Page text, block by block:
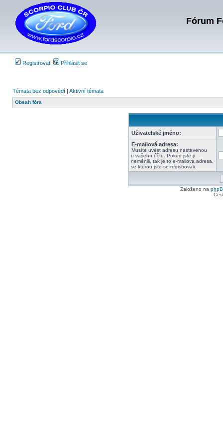
Fórum
Registrovat Přihlásit se
Témata bez odpovědí | Aktivní témata
Obsah fóra
Uživatelské jméno:
E-mailová adresa:
Musíte uvést adresu nastavenou
u vašeho účtu. Pokud jste ji
neměnili, tak je to e-mailová adresa,
se kterou jste se registrovali.
Založeno na